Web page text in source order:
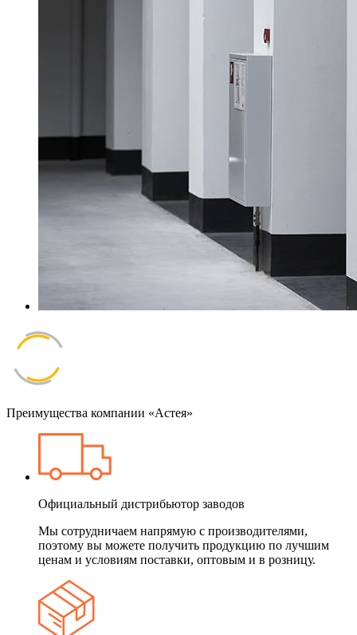
Преимущества компании «Астея»
Официальный дистрибьютор заводов
Мы сотрудничаем напрямую с производителями,
поэтому вы можете получить продукцию по лучшим
ценам и условиям поставки, оптовым и в розницу.